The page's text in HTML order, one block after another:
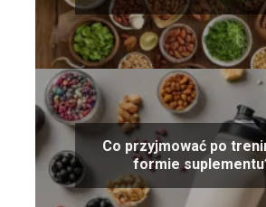
Co przyjmować po
formie